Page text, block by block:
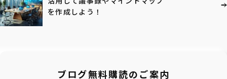
を作成しよう！
ブログ無料購読のご案内